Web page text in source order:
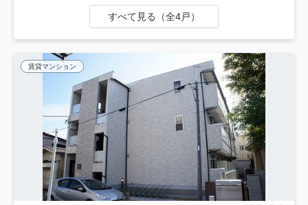
すべて見る（全4戸）
賃貸マンション